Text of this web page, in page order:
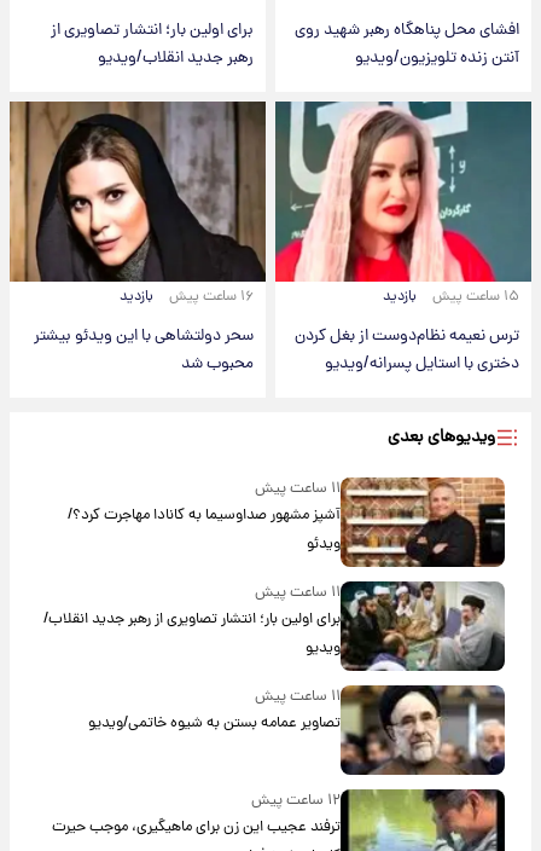
افشای محل پناهگاه‌ رهبر شهید روی
آنتن زنده تلویزیون/ویدیو
برای اولین بار؛ انتشار تصاویری از
رهبر جدید انقلاب/ویدیو
۱۵ ساعت پیش بازدید
ترس نعیمه نظام‌دوست از بغل کردن
دختری با استایل پسرانه/ویدیو
۱۶ ساعت پیش بازدید
سحر دولتشاهی با این ویدئو بیشتر
محبوب شد
ویدیوهای بعدی
۱۱ ساعت پیش
آشپز مشهور صداوسیما به کانادا مهاجرت کرد؟/
ویدئو
۱۱ ساعت پیش
برای اولین بار؛ انتشار تصاویری از رهبر جدید انقلاب/
ویدیو
۱۱ ساعت پیش
تصاویر عمامه بستن به شیوه خاتمی/ویدیو
۱۲ ساعت پیش
ترفند عجیب این زن برای ماهیگیری، موجب حیرت